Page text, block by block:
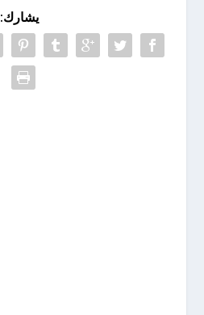
يشارك: